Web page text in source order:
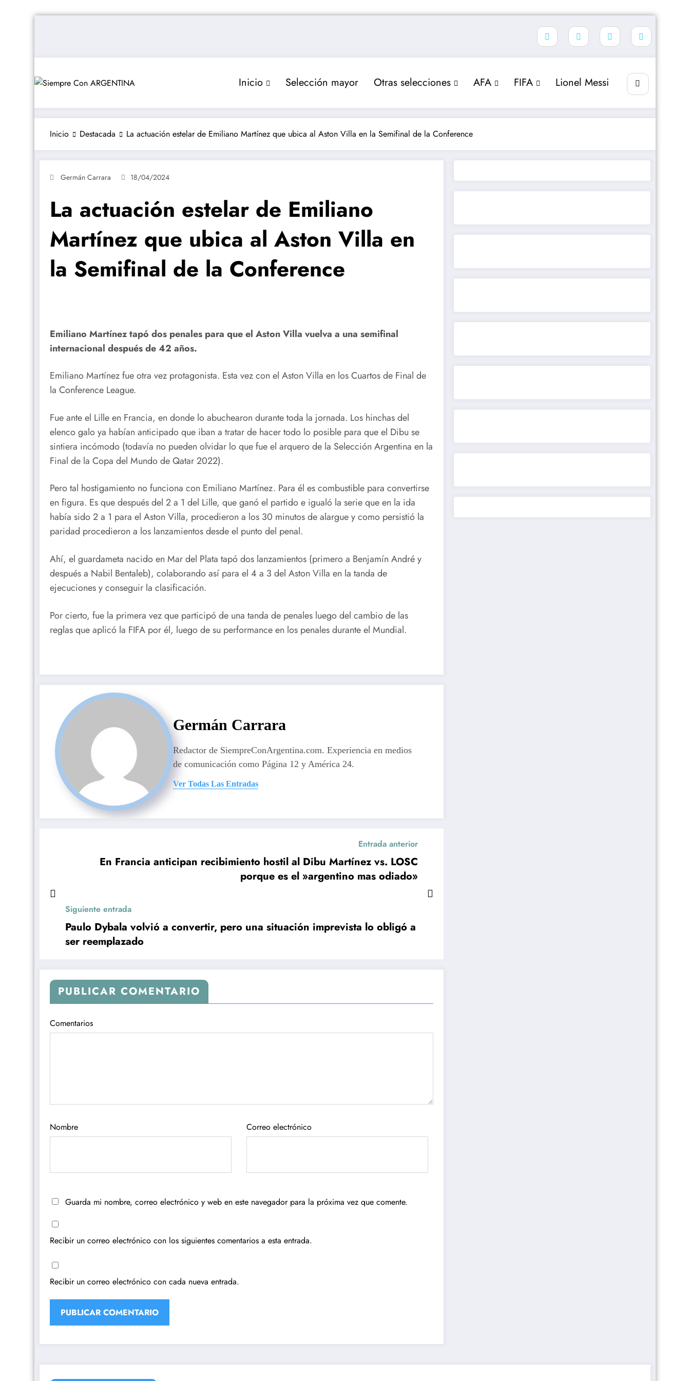
Inicio Selección mayor Otras selecciones AFA FIFA Lionel Messi
Inicio Destacada La actuación estelar de Emiliano Martínez que ubica al Aston Villa en la Semifinal de la Conference
Germán Carrara 18/04/2024
La actuación estelar de Emiliano
Martínez que ubica al Aston Villa en
la Semifinal de la Conference
Emiliano Martínez tapó dos penales para que el Aston Villa vuelva a una semifinal
internacional después de 42 años.
Emiliano Martínez fue otra vez protagonista. Esta vez con el Aston Villa en los Cuartos de Final de
la Conference League.
Fue ante el Lille en Francia, en donde lo abuchearon durante toda la jornada. Los hinchas del
elenco galo ya habían anticipado que iban a tratar de hacer todo lo posible para que el Dibu se
sintiera incómodo (todavía no pueden olvidar lo que fue el arquero de la Selección Argentina en la
Final de la Copa del Mundo de Qatar 2022).
Pero tal hostigamiento no funciona con Emiliano Martínez. Para él es combustible para convertirse
en figura. Es que después del 2 a 1 del Lille, que ganó el partido e igualó la serie que en la ida
había sido 2 a 1 para el Aston Villa, procedieron a los 30 minutos de alargue y como persistió la
paridad procedieron a los lanzamientos desde el punto del penal.
Ahí, el guardameta nacido en Mar del Plata tapó dos lanzamientos (primero a Benjamín André y
después a Nabil Bentaleb), colaborando así para el 4 a 3 del Aston Villa en la tanda de
ejecuciones y conseguir la clasificación.
Por cierto, fue la primera vez que participó de una tanda de penales luego del cambio de las
reglas que aplicó la FIFA por él, luego de su performance en los penales durante el Mundial.
Germán Carrara
Redactor de SiempreConArgentina.com. Experiencia en medios
de comunicación como Página 12 y América 24.
Ver Todas Las Entradas
Entrada anterior
En Francia anticipan recibimiento hostil al Dibu Martínez vs. LOSC
porque es el »argentino mas odiado»
Siguiente entrada
Paulo Dybala volvió a convertir, pero una situación imprevista lo obligó a
ser reemplazado
PUBLICAR COMENTARIO
Comentarios
Nombre Correo electrónico
Guarda mi nombre, correo electrónico y web en este navegador para la próxima vez que comente.
Recibir un correo electrónico con los siguientes comentarios a esta entrada.
Recibir un correo electrónico con cada nueva entrada.